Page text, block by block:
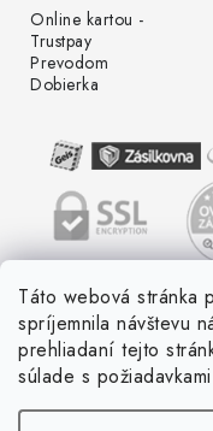
Táto webová stránka
spríjemnila návštevu
prehliadaní tejto
súlade s
Online kartou -
Trustpay
Prevodom
Dobierka